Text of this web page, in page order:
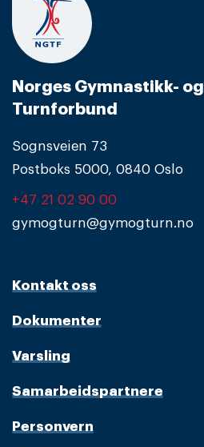
Norges Gymnastikk- og
Turnforbund
Sognsveien 73
Postboks 5000, 0840 Oslo
+47 21 02 90 00
gymogturn@gymogturn.no
Kontakt oss
Dokumenter
Varsling
Samarbeidspartnere
Personvern